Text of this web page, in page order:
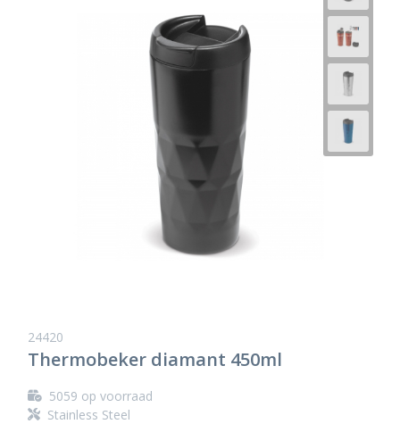
24420
Thermobeker diamant 450ml
5059 op voorraad
Stainless Steel